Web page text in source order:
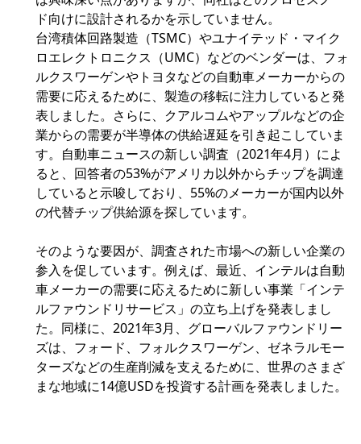
ド向けに設計されるかを示していません。
台湾積体回路製造（TSMC）やユナイテッド・マイク
ロエレクトロニクス（UMC）などのベンダーは、フォ
ルクスワーゲンやトヨタなどの自動車メーカーからの
需要に応えるために、製造の移転に注力していると発
表しました。さらに、クアルコムやアップルなどの企
業からの需要が半導体の供給遅延を引き起こしていま
す。自動車ニュースの新しい調査（2021年4月）によ
ると、回答者の53%がアメリカ以外からチップを調達
していると示唆しており、55%のメーカーが国内以外
の代替チップ供給源を探しています。
そのような要因が、調査された市場への新しい企業の
参入を促しています。例えば、最近、インテルは自動
車メーカーの需要に応えるために新しい事業「インテ
ルファウンドリサービス」の立ち上げを発表しまし
た。同様に、2021年3月、グローバルファウンドリー
ズは、フォード、フォルクスワーゲン、ゼネラルモー
ターズなどの生産削減を支えるために、世界のさまざ
まな地域に14億USDを投資する計画を発表しました。